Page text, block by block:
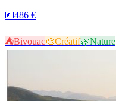
💶486 €
⛺Bivouac🎨Créatif🌿Nature